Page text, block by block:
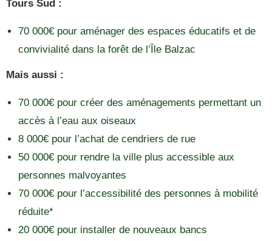
Tours Sud :
70 000€ pour aménager des espaces éducatifs et de
convivialité dans la forêt de l’Île Balzac
Mais aussi :
70 000€ pour créer des aménagements permettant un
accès à l’eau aux oiseaux
8 000€ pour l’achat de cendriers de rue
50 000€ pour rendre la ville plus accessible aux
personnes malvoyantes
70 000€ pour l’accessibilité des personnes à mobilité
réduite*
20 000€ pour installer de nouveaux bancs